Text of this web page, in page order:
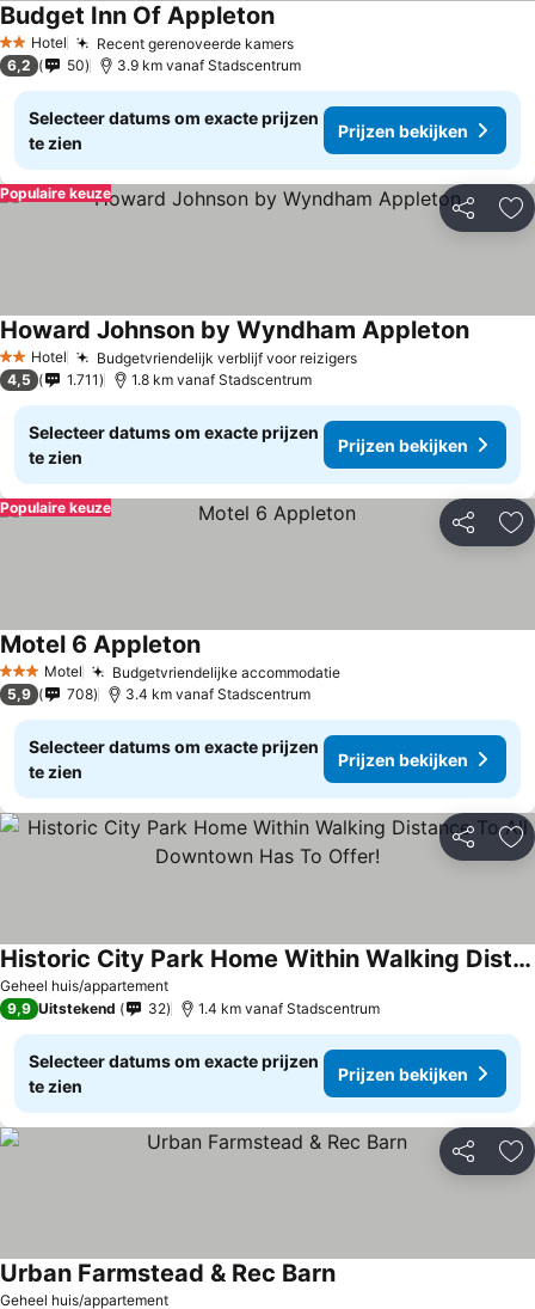
2 Sterren
Hotel Recent gerenoveerde kamersPrijzen bekijken
Budget Inn Of AppletonPrijzen bekijken
6,2 50 3.9 km vanaf Stadscentrum
Selecteer datums om exacte prijzen
te zien
Prijzen bekijken
Delen
Populaire keuze
2 Sterren
Hotel Budgetvriendelijk verblijf voor reizigersPrijzen bekijken
Howard Johnson by Wyndham Appleton
4,5 1.711 1.8 km vanaf Stadscentrum
Selecteer datums om exacte prijzen
te zien
Prijzen bekijken
Delen
Populaire keuze
3 SterrenMotel Budgetvriendelijke accommodatiePrijzen bekijken
Motel 6 AppletonPrijzen bekijken
5,9 708 3.4 km vanaf Stadscentrum
Selecteer datums om exacte prijzen
te zien
Prijzen bekijken
Delen
Geheel huis/appartement
Historic City Park Home Within Walking Distance To All Downtown Has To Offer!
Prijzen bekijken
9,9 Uitstekend 32 1.4 km vanaf Stadscentrum
Selecteer datums om exacte prijzen
te zien
Prijzen bekijken
Delen
Geheel huis/appartement
Urban Farmstead & Rec BarnPrijzen bekijken